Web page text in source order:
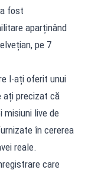
fost
aparținând
pe 7
l-ați oferit unui
ați precizat că
misiuni live de
în cererea
reale.
care